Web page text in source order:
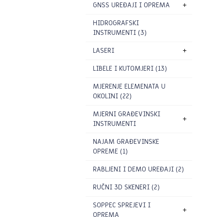
GNSS UREĐAJI I OPREMA
HIDROGRAFSKI
INSTRUMENTI (3)
LASERI
LIBELE I KUTOMJERI (13)
MJERENJE ELEMENATA U
OKOLINI (22)
MJERNI GRAĐEVINSKI
INSTRUMENTI
NAJAM GRAĐEVINSKE
OPREME (1)
RABLJENI I DEMO UREĐAJI (2)
RUČNI 3D SKENERI (2)
SOPPEC SPREJEVI I
OPREMA